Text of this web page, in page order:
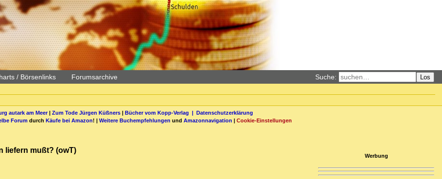
/ Börsenlinks Forumsarchive Suche: Los
autark am Meer| Zum Tode Jürgen Küßners| Bücher vom Kopp-Verlag | Datenschutzerklärung
Forum durch Käufe bei Amazon! | Weitere Buchempfehlungen und Amazonnavigation | Cookie-Einstellungen
liefern mußt? (owT)
Werbung